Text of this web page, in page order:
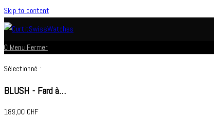
Skip to content
0 Menu Fermer
Sélectionné :
BLUSH - Fard à…
189,00 CHF